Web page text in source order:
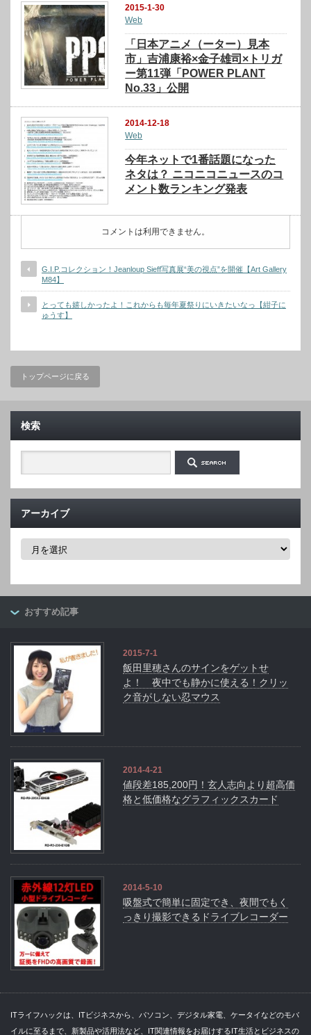
2015-1-30
Web
「日本アニメ（ーター）見本
市」吉浦康裕×金子雄司×トリガ
ー第11弾「POWER PLANT
No.33」公開
2014-12-18
Web
今年ネットで1番話題になった
ネタは？ ニコニコニュースのコ
メント数ランキング発表
コメントは利用できません。
G.I.P.コレクション！Jeanloup Sieff写真展“美の視点”を開催【Art Gallery
M84】
とっても嬉しかったよ！これからも毎年夏祭りにいきたいなっ【紺子に
ゅうす】
トップページに戻る
検索
アーカイブ
ア
ブ
おすすめ記事
2015-7-1
飯田里穂さんのサインをゲットせ
よ！ 夜中でも静かに使える！クリッ
ク音がしない忍マウス
2014-4-21
値段差185,200円！玄人志向より超高価
格と低価格なグラフィックスカード
2014-5-10
吸盤式で簡単に固定でき、夜間でもく
っきり撮影できるドライブレコーダー
ITライフハックは、ITビジネスから、パソコン、デジタル家電、ケータイなどのモバ
イルに至るまで、新製品や活用法など、IT関連情報をお届けするIT生活とビジネスの